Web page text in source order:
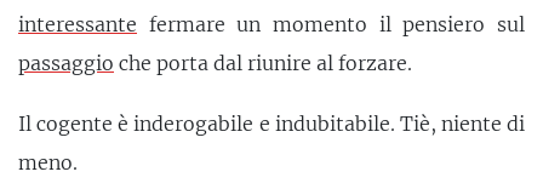
interessante fermare un momento il pensiero sul
passaggio che porta dal riunire al forzare.
Il cogente è inderogabile e indubitabile. Tiè, niente di
meno.